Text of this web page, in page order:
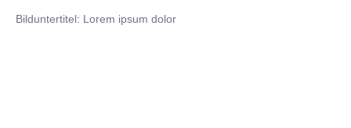
Bilduntertitel: Lorem ipsum dolor